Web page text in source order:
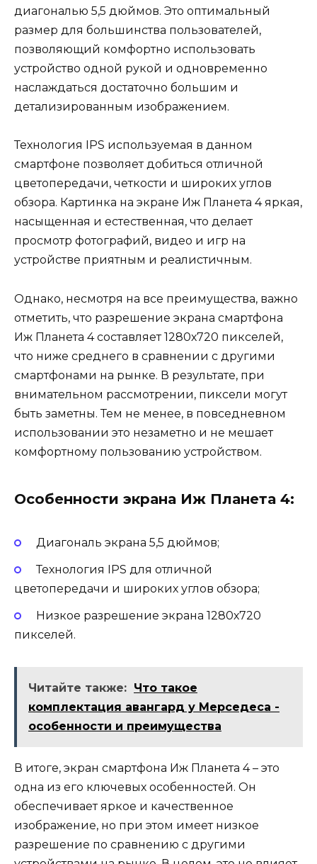
диагональю 5,5 дюймов. Это оптимальный
размер для большинства пользователей,
позволяющий комфортно использовать
устройство одной рукой и одновременно
наслаждаться достаточно большим и
детализированным изображением.
Технология IPS используемая в данном
смартфоне позволяет добиться отличной
цветопередачи, четкости и широких углов
обзора. Картинка на экране Иж Планета 4 яркая,
насыщенная и естественная, что делает
просмотр фотографий, видео и игр на
устройстве приятным и реалистичным.
Однако, несмотря на все преимущества, важно
отметить, что разрешение экрана смартфона
Иж Планета 4 составляет 1280х720 пикселей,
что ниже среднего в сравнении с другими
смартфонами на рынке. В результате, при
внимательном рассмотрении, пиксели могут
быть заметны. Тем не менее, в повседневном
использовании это незаметно и не мешает
комфортному пользованию устройством.
Особенности экрана Иж Планета 4:
Диагональ экрана 5,5 дюймов;
Технология IPS для отличной
цветопередачи и широких углов обзора;
Низкое разрешение экрана 1280х720
пикселей.
Читайте также: Что такое
комплектация авангард у Мерседеса -
особенности и преимущества
В итоге, экран смартфона Иж Планета 4 – это
одна из его ключевых особенностей. Он
обеспечивает яркое и качественное
изображение, но при этом имеет низкое
разрешение по сравнению с другими